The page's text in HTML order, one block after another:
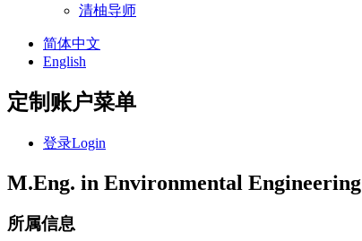
清柚导师
简体中文
English
定制账户菜单
登录Login
M.Eng. in Environmental Engineering
所属信息